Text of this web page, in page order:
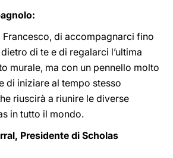
di accompagnarci fino
di te e di regalarci l’ultima
murale, ma con un pennello molto
di iniziare al tempo stesso
riuscirà a riunire le diverse
in tutto il mondo.
Presidente di Scholas